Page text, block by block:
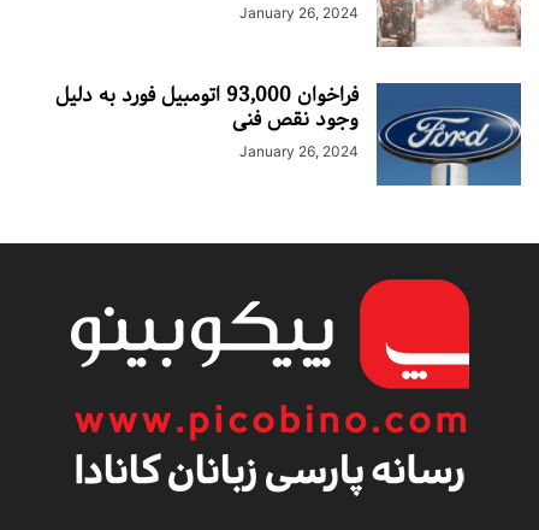
January 26, 2024
فراخوان 93,000 اتومبیل فورد به دلیل
وجود نقص فنی
January 26, 2024